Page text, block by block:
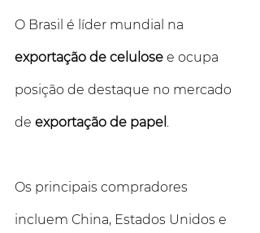
O Brasil é líder mundial na
exportação de celulose e ocupa
posição de destaque no mercado
de exportação de papel .
Os principais compradores
incluem China, Estados Unidos e